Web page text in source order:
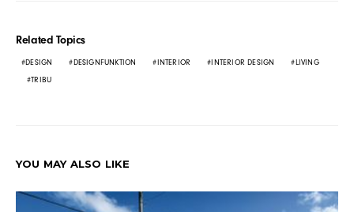
Related Topics
DESIGN DESIGNFUNKTION INTERIOR INTERIOR DESIGN
LIVING
TRIBU
YOU MAY ALSO LIKE